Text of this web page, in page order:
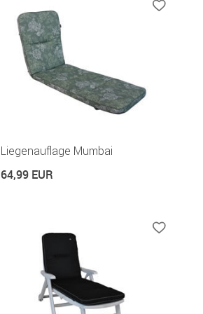
Liegenauflage Mumbai
64,99 EUR